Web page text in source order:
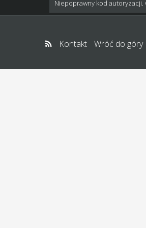
Niepoprawny kod
Kontakt Wróć do góry